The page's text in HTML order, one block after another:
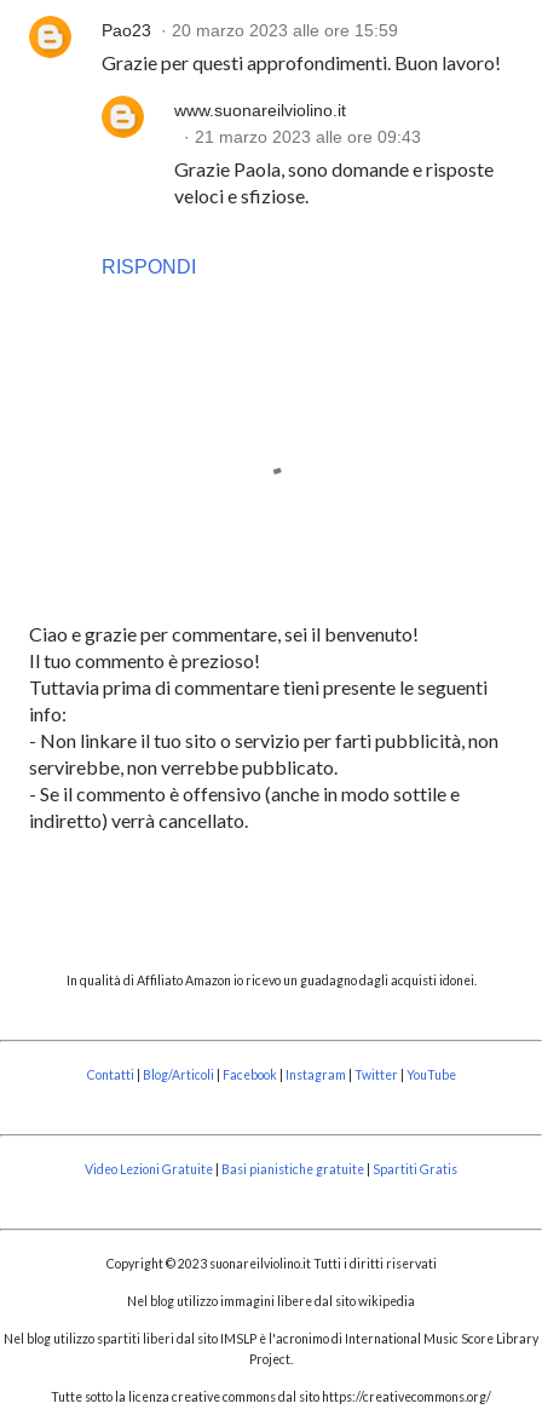
Pao23 20 marzo 2023 alle ore 15:59
Grazie per questi approfondimenti. Buon lavoro!
RISPONDI
www.suonareilviolino.it
21 marzo 2023 alle ore 09:43
Grazie Paola, sono domande e risposte
veloci e sfiziose.
P
o
s
t
a
u
n
c
Ciao e grazie per commentare, sei il benvenuto!
Il tuo commento è prezioso!
Tuttavia prima di commentare tieni presente le seguenti
info:
- Non linkare il tuo sito o servizio per farti pubblicità, non
servirebbe, non verrebbe pubblicato.
- Se il commento è offensivo (anche in modo sottile e
indiretto) verrà cancellato.
In qualità di Affiliato Amazon io ricevo un guadagno dagli acquisti idonei.
Contatti Blog/Articoli Facebook Instagram Twitter| YouTube
Video Lezioni Gratuite Basi pianistiche gratuite Spartiti Gratis
Copyright © 2023 suonareilviolino.it Tutti i diritti riservati
Nel blog utilizzo immagini libere dal sito wikipedia
Nel blog utilizzo spartiti liberi dal sito IMSLP è l'acronimo di International Music Score Library
Project.
Tutte sotto la licenza creative commons dal sito https://creativecommons.org/